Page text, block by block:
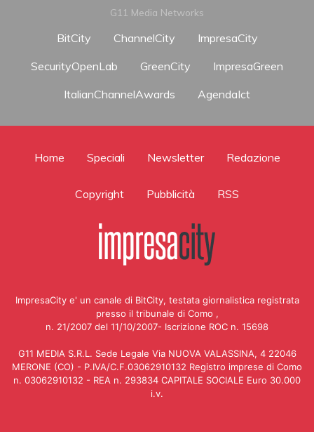
G11 Media Networks
BitCity ChannelCity
ImpresaCity
SecurityOpenLab
GreenCity
ImpresaGreen
ItalianChannelAwards
AgendaIct
Home Speciali Newsletter Redazione
Copyright Pubblicità RSS
ImpresaCity e' un canale di BitCity, testata giornalistica registrata
presso il tribunale di Como ,
n. 21/2007 del 11/10/2007- Iscrizione ROC n. 15698
G11 MEDIA S.R.L. Sede Legale Via NUOVA VALASSINA, 4 22046
MERONE (CO) - P.IVA/C.F.03062910132 Registro imprese di Como
n. 03062910132 - REA n. 293834 CAPITALE SOCIALE Euro 30.000
i.v.